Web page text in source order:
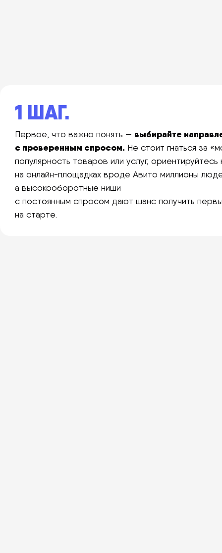
1 ШАГ.
Первое, что важно понять — выбирайте
с проверенным спросом. Не стоит гнаться за
популярность товаров или услуг, ориентируйтесь
на онлайн-площадках вроде Авито миллионы
а высокооборотные ниши
с постоянным спросом дают шанс получить
на старте.